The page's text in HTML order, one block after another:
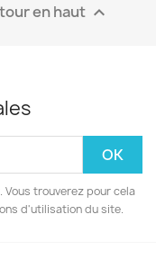
en haut 
trouverez pour cela
d'utilisation du site.